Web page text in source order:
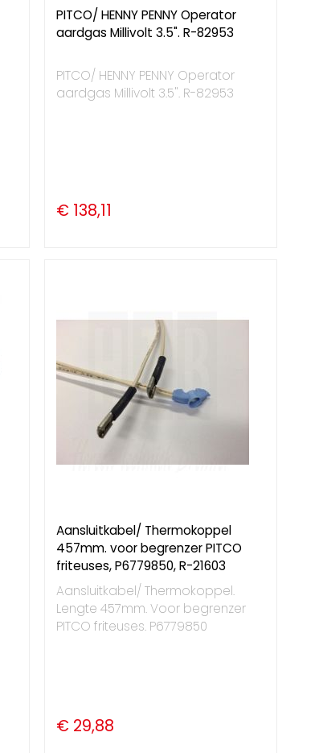
PITCO/ HENNY PENNY Operator
aardgas Millivolt 3.5". R-82953
PITCO/ HENNY PENNY Operator
aardgas Millivolt 3.5". R-82953
€ 138,11
Aansluitkabel/ Thermokoppel
457mm. voor begrenzer PITCO
friteuses, P6779850, R-21603
Aansluitkabel/ Thermokoppel.
Lengte 457mm. Voor begrenzer
PITCO friteuses. P6779850
€ 29,88